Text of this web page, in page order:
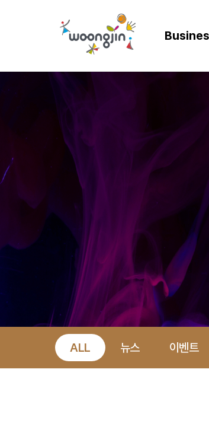
AICC | AI 고객상담 시스템
WIKL | AI 인사이트 플랫폼
AI웅수 | 그룹웨어 AI
Mendix MAIA
SOLUTION
WDMS
GAM SOLUTION
Business
렌탈
디
프
ALL 뉴스 이벤트